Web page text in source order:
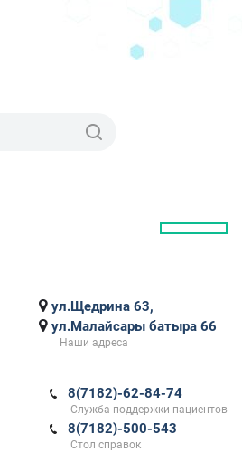
ул.Щедрина 63,
ул.Малайсары батыра 66
Наши адреса
8(7182)-62-84-74
Служба поддержки пациентов
8(7182)-500-543
Стол справок